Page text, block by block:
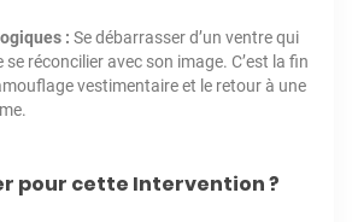
: Se débarrasser d’un ventre qui
réconcilier avec son image. C’est la fin
vestimentaire et le retour à une
pour cette Intervention ?